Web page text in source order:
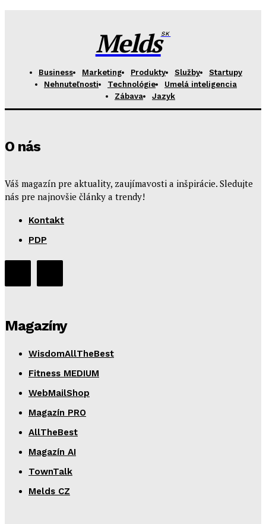
MeldsSK
Business Marketing Produkty Služby
Startupy
Nehnuteľnosti
Technológie
Umelá inteligencia
Zábava
Jazyk
O nás
Váš magazín pre aktuality, zaujímavosti a inšpirácie. Sledujte
nás pre najnovšie články a trendy!
Kontakt
PDP
Magazíny
WisdomAllTheBest
Fitness MEDIUM
WebMailShop
Magazín PRO
AllTheBest
Magazín AI
TownTalk
Melds CZ